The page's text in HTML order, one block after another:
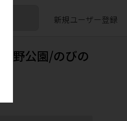
新規ユーザー登録
野公園/のびの